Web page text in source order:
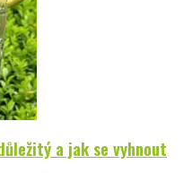
a jak se vyhnout